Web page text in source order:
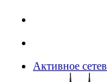
Активное